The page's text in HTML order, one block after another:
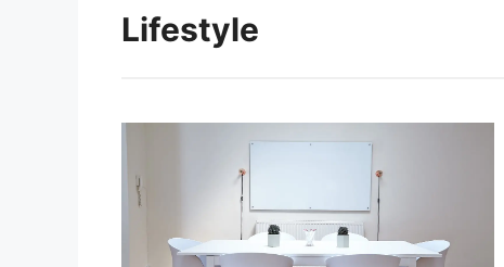
Lifestyle